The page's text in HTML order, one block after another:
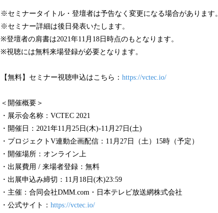
※セミナータイトル・登壇者は予告なく変更になる場合があります。
※セミナー詳細は後日発表いたします。
※登壇者の肩書は2021年11月18日時点のもとなります。
※視聴には無料来場登録が必要となります。
【無料】セミナー視聴申込はこちら： https://vctec.io/
＜開催概要＞
・展示会名称：VCTEC 2021
・開催日：2021年11月25日(木)-11月27日(土)
・プロジェクトV連動企画配信：11月27日（土）15時（予定）
・開催場所：オンライン上
・出展費用 / 来場者登録：無料
・出展申込み締切：11月18日(木)23:59
・主催：合同会社DMM.com・日本テレビ放送網株式会社
・公式サイト： https://vctec.io/